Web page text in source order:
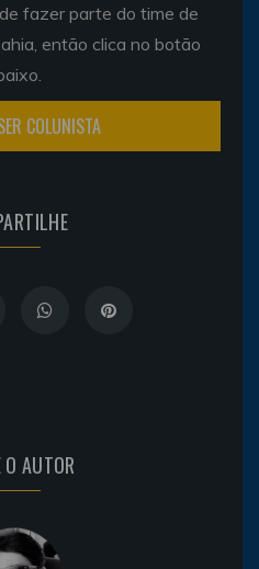
fazer parte do time de
então clica no botão
COLUNISTA
O AUTOR